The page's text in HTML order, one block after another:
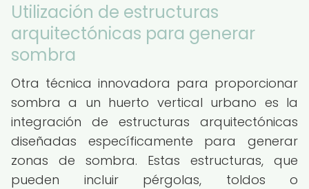
Utilización de estructuras
arquitectónicas para generar
sombra
Otra técnica innovadora para proporcionar
sombra a un huerto vertical urbano es la
integración de estructuras arquitectónicas
diseñadas específicamente para generar
zonas de sombra. Estas estructuras, que
pueden incluir pérgolas, toldos o